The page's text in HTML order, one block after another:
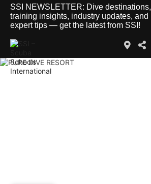
SSI NEWSLETTER: Dive destinations,
training insights, industry updates, and
expert tips — get the latest from SSI!